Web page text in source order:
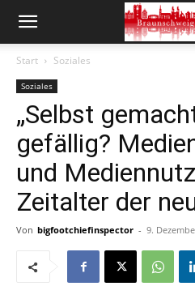
Start Soziales
Soziales
„Selbst
gefällig?
und
Zeitalter der
Von bigfootchiefinspector - 9.